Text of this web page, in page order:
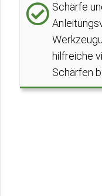
Schärfe
hilfreiche
Schärfen